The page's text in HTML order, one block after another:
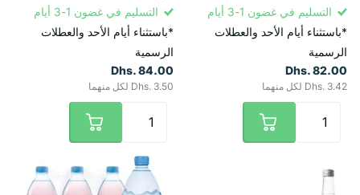
التسليم في غضون 1-3 أيام
*باستثناء أيام الأحد والعطلات
الرسمية
Dhs. 82.00
Dhs. 3.42 لكل منهما
التسليم في غضون 1-3 أيام
*باستثناء أيام الأحد والعطلات
الرسمية
Dhs. 84.00
Dhs. 3.50 لكل منهما